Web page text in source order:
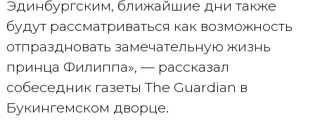
Эдинбургским, ближайшие дни также
будут рассматриваться как возможность
отпраздновать замечательную жизнь
принца Филиппа», — рассказал
собеседник газеты The Guardian в
Букингемском дворце.